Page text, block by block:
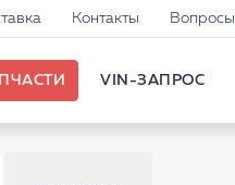
Контакты
VIN-ЗАПРОС